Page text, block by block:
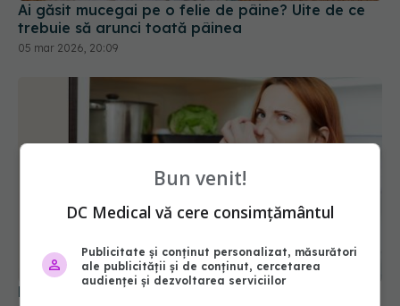
05 mar 2026, 20:09
Pune o cutie cu bicarbonat în frigider și las-o 3
zile. Rezultatul te va uimi
29 dec 2025, 09:20
Bun venit!
DC Medical vă cere consimțământul
Publicitate și conținut personalizat, măsurători
ale publicității și de conținut, cercetarea
audienței și dezvoltarea serviciilor